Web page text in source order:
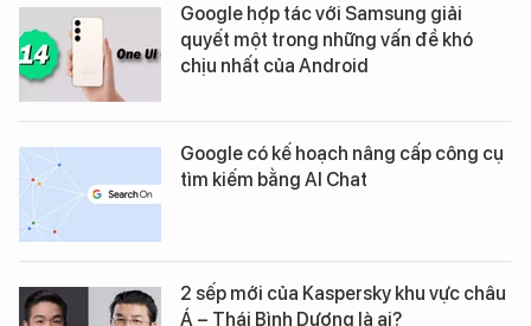
Google hợp tác với Samsung giải
quyết một trong những vấn đề khó
chịu nhất của Android
Google có kế hoạch nâng cấp công cụ
tìm kiếm bằng AI Chat
2 sếp mới của Kaspersky khu vực châu
Á – Thái Bình Dương là ai?